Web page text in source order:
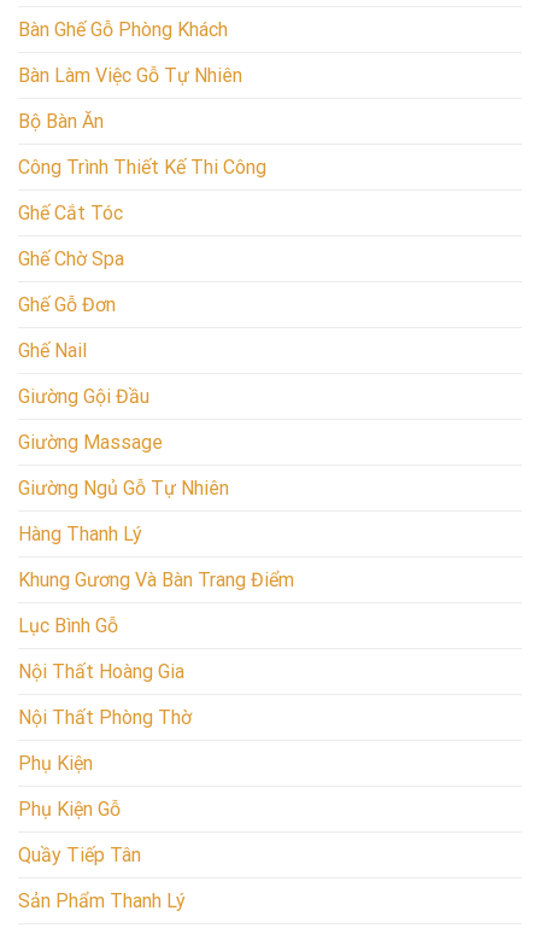
Bàn Ghế Gỗ Phòng Khách
Bàn Làm Việc Gỗ Tự Nhiên
Bộ Bàn Ăn
Công Trình Thiết Kế Thi Công
Ghế Cắt Tóc
Ghế Chờ Spa
Ghế Gỗ Đơn
Ghế Nail
Giường Gội Đầu
Giường Massage
Giường Ngủ Gỗ Tự Nhiên
Hàng Thanh Lý
Khung Gương Và Bàn Trang Điểm
Lục Bình Gỗ
Nội Thất Hoàng Gia
Nội Thất Phòng Thờ
Phụ Kiện
Phụ Kiện Gỗ
Quầy Tiếp Tân
Sản Phẩm Thanh Lý